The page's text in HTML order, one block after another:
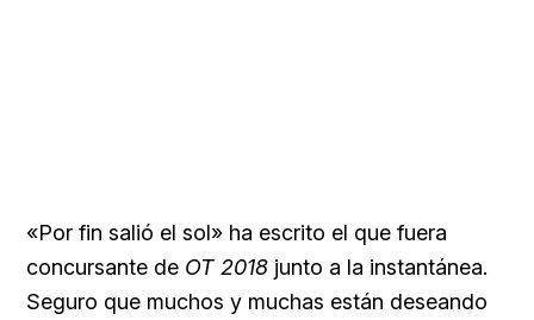
«Por fin salió el sol» ha escrito el que fuera
concursante de OT 2018 junto a la instantánea.
Seguro que muchos y muchas están deseando